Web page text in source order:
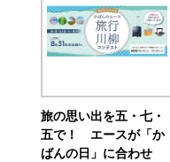
旅の思い出を五・七・
五で！ エースが「か
ばんの日」に合わせ